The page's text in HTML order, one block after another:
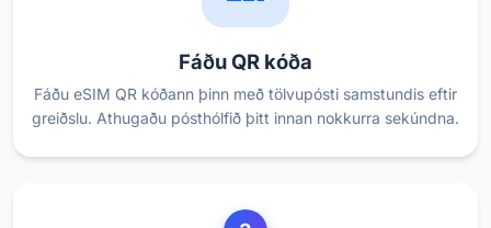
Fáðu QR kóða
Fáðu eSIM QR kóðann þinn með tölvupósti samstundis eftir
greiðslu. Athugaðu pósthólfið þitt innan nokkurra sekúndna.